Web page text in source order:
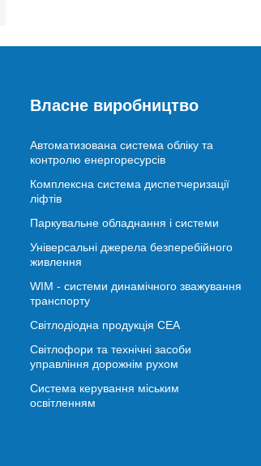
Власне виробництво
Автоматизована система обліку та
контролю енергоресурсів
Комплексна система диспетчеризації
ліфтів
Паркувальне обладнання і системи
Універсальні джерела безперебійного
живлення
WIM - системи динамічного зважування
транспорту
Світлодіодна продукція СЕА
Світлофори та технічні засоби
управління дорожнім рухом
Система керування міським
освітленням